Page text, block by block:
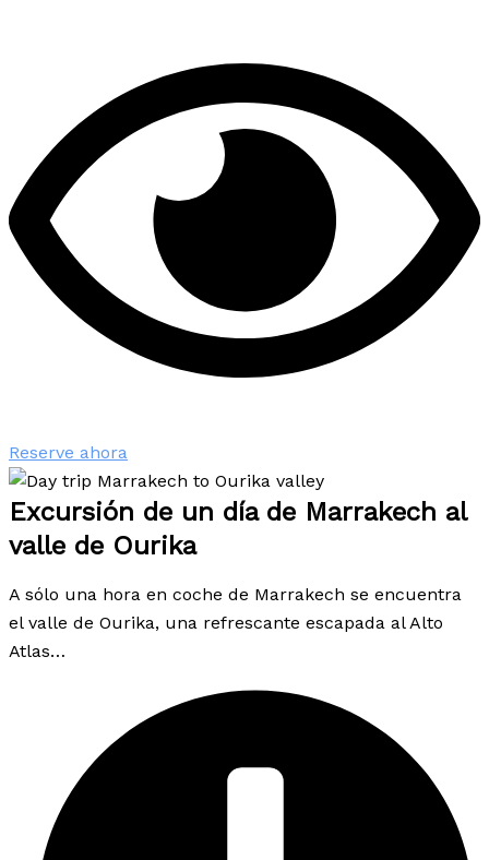
Reserve ahora
Excursión de un día de Marrakech al
valle de Ourika
A sólo una hora en coche de Marrakech se encuentra
el valle de Ourika, una refrescante escapada al Alto
Atlas…